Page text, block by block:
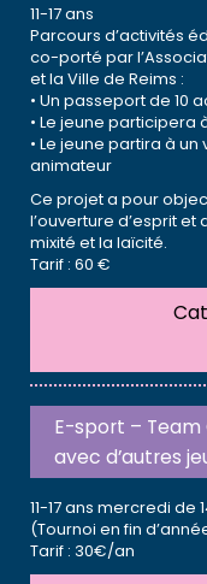
11-17 ans
Parcours d’activités
co-porté par
et la Ville de Reims :
• Un passeport de 10
• Le jeune participera
• Le jeune partira à
animateur
Ce projet a pour
l’ouverture d’esprit
mixité et la laïcité.
Tarif : 60 €
E-sport – Team
avec d’autres
11-17 ans mercredi de
(Tournoi en fin
Tarif : 30€/an